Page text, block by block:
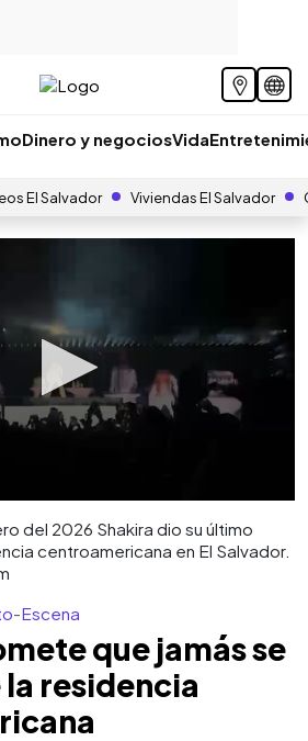
Dinero y negociosVida
El Salvador Viviendas El Salvador
del 2026 Shakira dio su último
centroamericana en El Salvador.
-Escena
que jamás se
residencia